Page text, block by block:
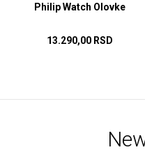
Philip Watch Olovke
13.290,00 RSD